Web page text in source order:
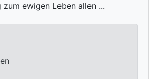
ewigen Leben allen ...